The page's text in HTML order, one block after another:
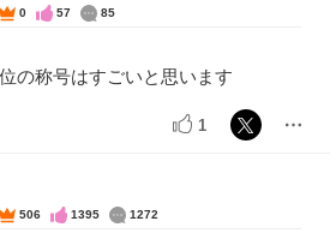
0 57 85
の称号はすごいと思います
1
506 1395 1272